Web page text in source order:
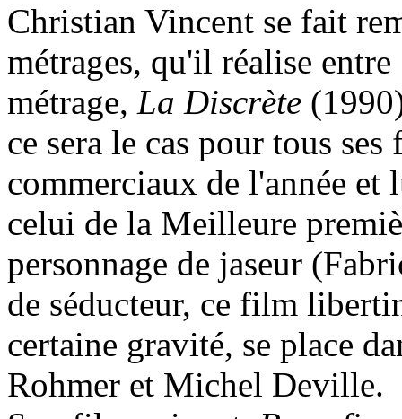
Christian Vincent se fait
métrages, qu'il réalise
métrage, La Discrète
ce sera le cas pour tous
commerciaux de l'année et
celui de la Meilleure
personnage de jaseur
de séducteur, ce film
certaine gravité, se place
Rohmer et Michel Deville.